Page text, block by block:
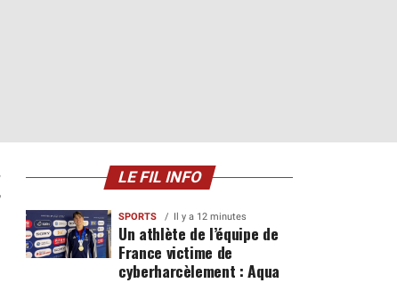
LE FIL INFO
SPORTS Il y a 12 minutes
Un athlète de l’équipe de
France victime de
cyberharcèlement : Aqua